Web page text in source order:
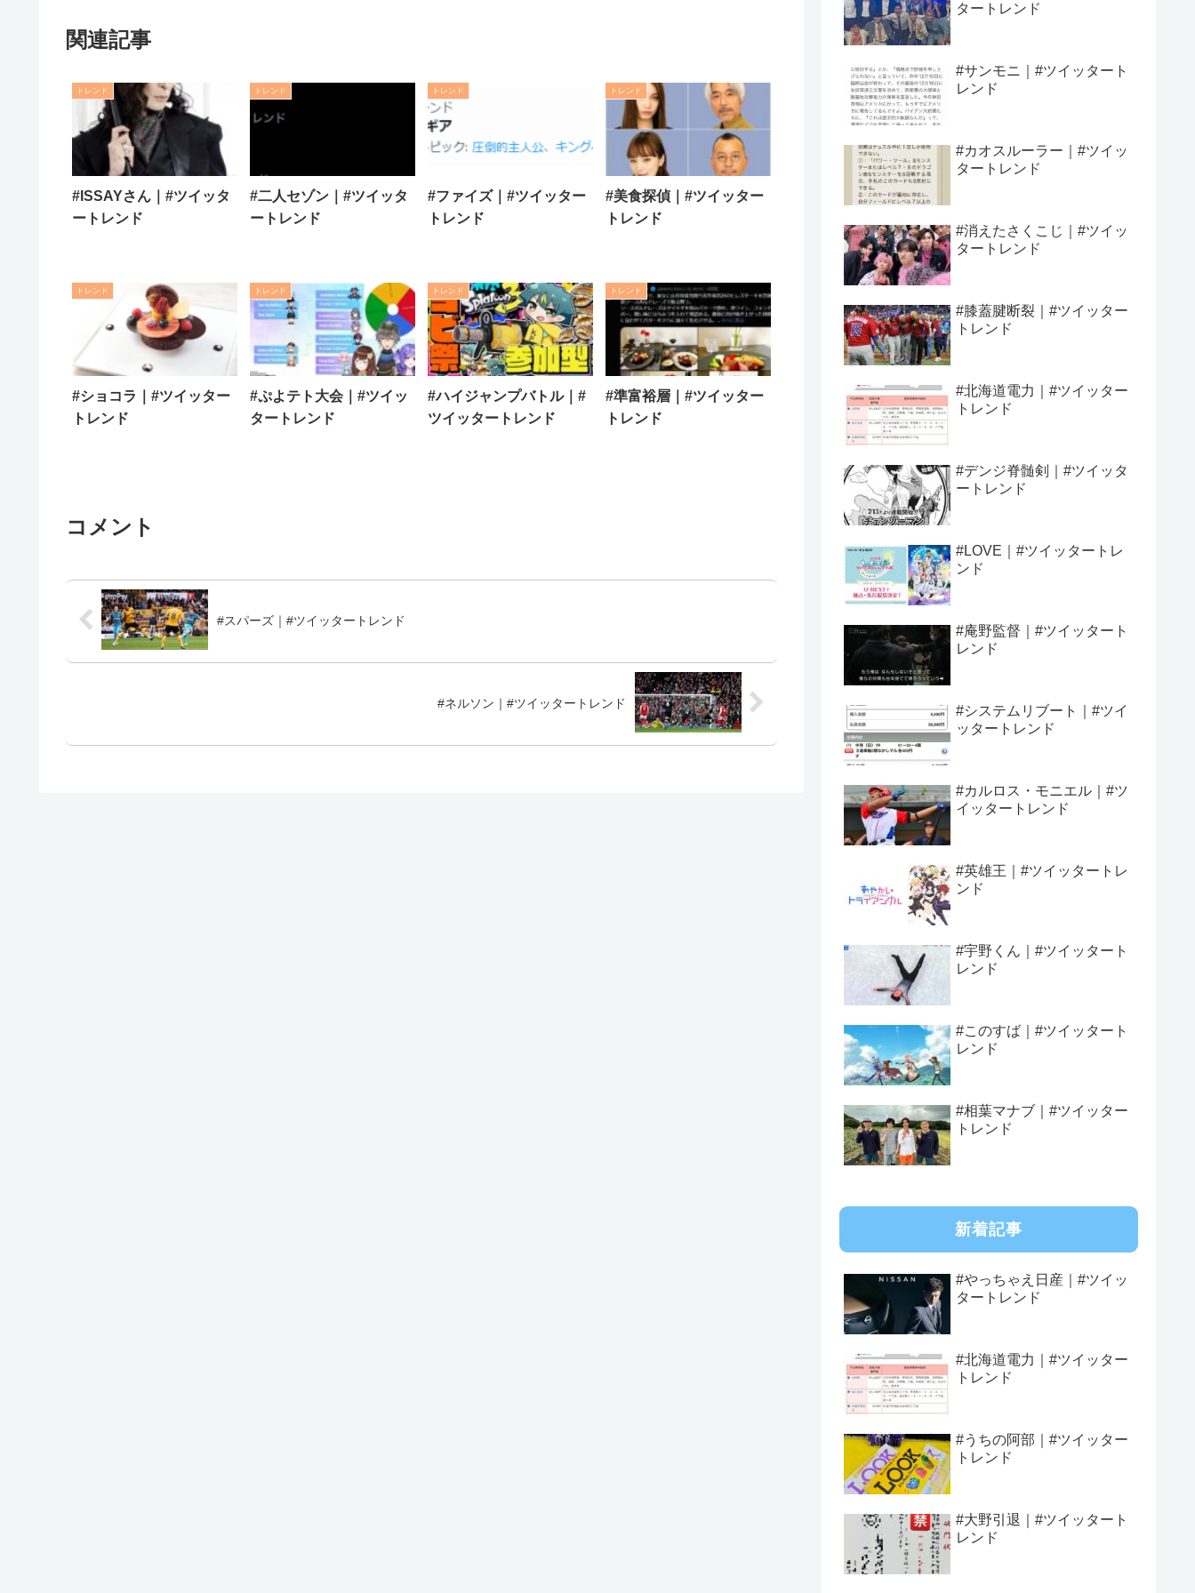
関連記事
トレンド
#ISSAYさん｜#ツイッタ
ートレンド
トレンド
#二人セゾン｜#ツイッタ
ートレンド
トレンド
#ファイズ｜#ツイッター
トレンド
トレンド
#美食探偵｜#ツイッター
トレンド
トレンド
#ショコラ｜#ツイッター
トレンド
トレンド
#ぷよテト大会｜#ツイッ
タートレンド
トレンド
#ハイジャンプバトル｜#
ツイッタートレンド
トレンド
#準富裕層｜#ツイッター
トレンド
コメント
#スパーズ｜#ツイッタートレンド
#ネルソン｜#ツイッタートレンド
タートレンド
#サンモニ｜#ツイッタート
レンド
#カオスルーラー｜#ツイッ
タートレンド
#消えたさくこじ｜#ツイッ
タートレンド
#膝蓋腱断裂｜#ツイッター
トレンド
#北海道電力｜#ツイッター
トレンド
#デンジ脊髄剣｜#ツイッタ
ートレンド
#LOVE｜#ツイッタートレ
ンド
#庵野監督｜#ツイッタート
レンド
#システムリブート｜#ツイ
ッタートレンド
#カルロス・モニエル｜#ツ
イッタートレンド
#英雄王｜#ツイッタートレ
ンド
#宇野くん｜#ツイッタート
レンド
#このすば｜#ツイッタート
レンド
#相葉マナブ｜#ツイッター
トレンド
新着記事
#やっちゃえ日産｜#ツイッ
タートレンド
#北海道電力｜#ツイッター
トレンド
#うちの阿部｜#ツイッター
トレンド
#大野引退｜#ツイッタート
レンド